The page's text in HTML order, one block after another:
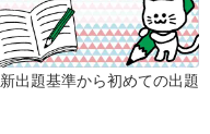
新出題基準から初めての出題